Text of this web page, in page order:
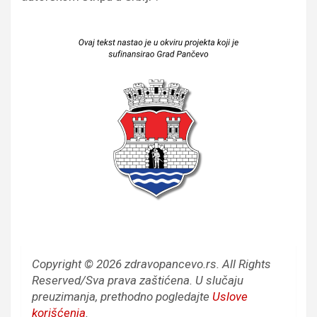
Copyright © 2026 zdravopancevo.rs. All Rights
Reserved/Sva prava zaštićena. U slučaju
preuzimanja, prethodno pogledajte Uslove
korišćenja.